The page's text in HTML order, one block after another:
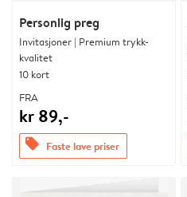
Personlig preg
Invitasjoner | Premium trykk-
kvalitet
10 kort
FRA
kr 89,-
offers Faste lave priser